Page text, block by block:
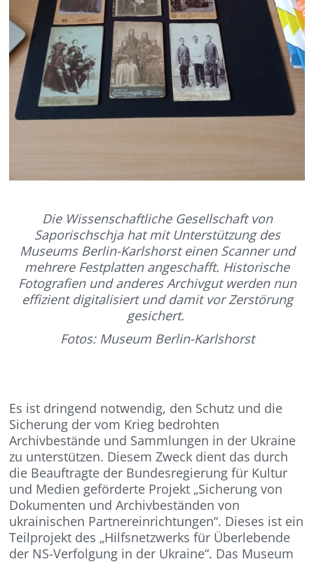
Die Wissenschaftliche Gesellschaft von
Saporischschja hat mit Unterstützung des
Museums Berlin-Karlshorst einen Scanner und
mehrere Festplatten angeschafft. Historische
Fotografien und anderes Archivgut werden nun
effizient digitalisiert und damit vor Zerstörung
gesichert.
Fotos: Museum Berlin-Karlshorst
Es ist dringend notwendig, den Schutz und die
Sicherung der vom Krieg bedrohten
Archivbestände und Sammlungen in der Ukraine
zu unterstützen. Diesem Zweck dient das durch
die Beauftragte der Bundesregierung für Kultur
und Medien geförderte Projekt „Sicherung von
Dokumenten und Archivbeständen von
ukrainischen Partnereinrichtungen“. Dieses ist ein
Teilprojekt des „Hilfsnetzwerks für Überlebende
der NS-Verfolgung in der Ukraine“. Das Museum